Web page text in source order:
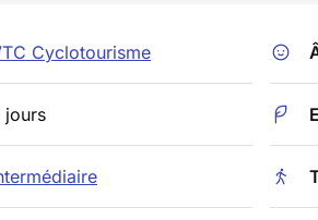
Cyclotourisme
jours